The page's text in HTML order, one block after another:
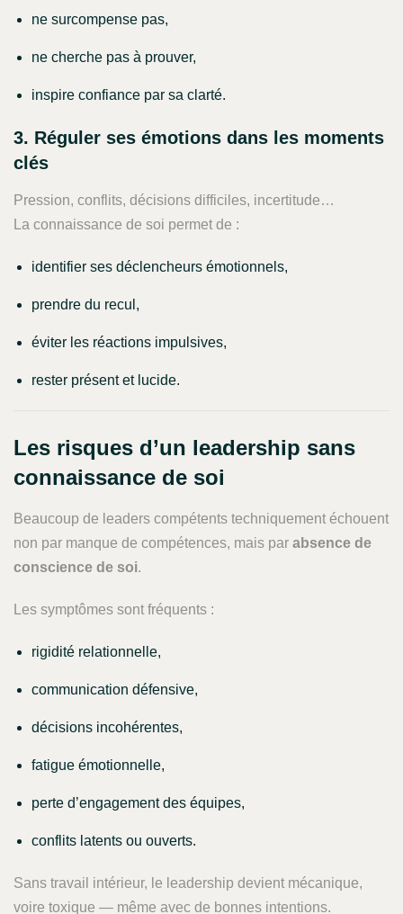
ne surcompense pas,
ne cherche pas à prouver,
inspire confiance par sa clarté.
3. Réguler ses émotions dans les moments
clés
Pression, conflits, décisions difficiles, incertitude…
La connaissance de soi permet de :
identifier ses déclencheurs émotionnels,
prendre du recul,
éviter les réactions impulsives,
rester présent et lucide.
Les risques d’un leadership sans
connaissance de soi
Beaucoup de leaders compétents techniquement échouent
non par manque de compétences, mais par absence de
conscience de soi.
Les symptômes sont fréquents :
rigidité relationnelle,
communication défensive,
décisions incohérentes,
fatigue émotionnelle,
perte d’engagement des équipes,
conflits latents ou ouverts.
Sans travail intérieur, le leadership devient mécanique,
voire toxique — même avec de bonnes intentions.